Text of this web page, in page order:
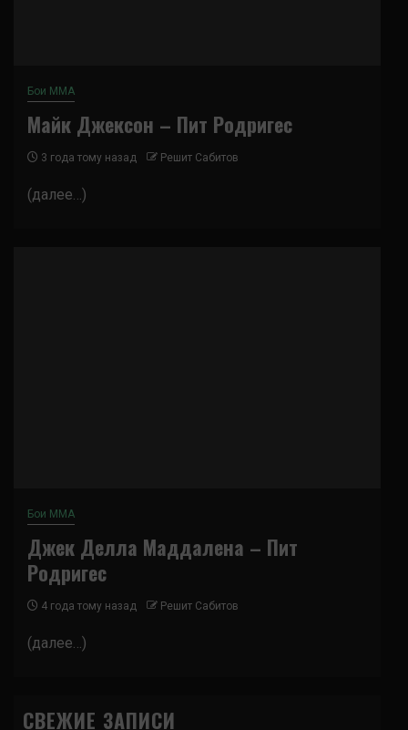
Бои ММА
Майк Джексон – Пит Родригес
3 года тому назад Решит Сабитов
(далее…)
Бои ММА
Джек Делла Маддалена – Пит
Родригес
4 года тому назад Решит Сабитов
(далее…)
СВЕЖИЕ ЗАПИСИ